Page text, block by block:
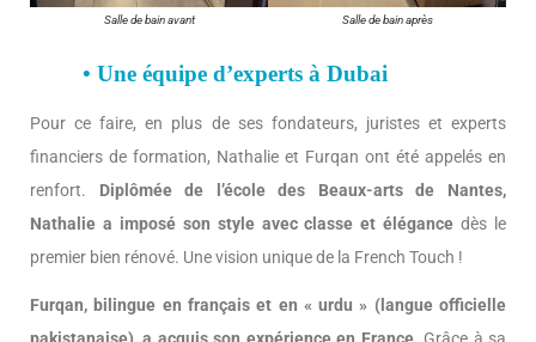
Salle de bain avant Salle de bain après
• Une équipe d’experts à Dubai
Pour ce faire, en plus de ses fondateurs, juristes et experts
financiers de formation, Nathalie et Furqan ont été appelés en
renfort. Diplômée de l’école des Beaux-arts de Nantes,
Nathalie a imposé son style avec classe et élégance dès le
premier bien rénové. Une vision unique de la French Touch !
Furqan, bilingue en français et en « urdu » (langue officielle